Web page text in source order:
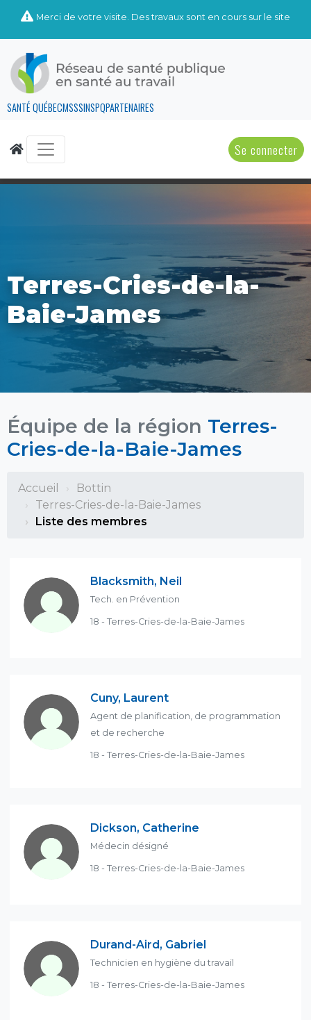
Merci de votre visite. Des travaux sont en cours sur le site
SANTÉ QUÉBECMSSSINSPQPARTENAIRES
Se connecter
Terres-Cries-de-la-
Baie-James
Équipe de la région Terres-
Cries-de-la-Baie-James
Accueil
Bottin
Terres-Cries-de-la-Baie-James
Liste des membres
Blacksmith, Neil
Tech. en Prévention
18 - Terres-Cries-de-la-Baie-James
Cuny, Laurent
Agent de planification, de programmation
et de recherche
18 - Terres-Cries-de-la-Baie-James
Dickson, Catherine
Médecin désigné
18 - Terres-Cries-de-la-Baie-James
Durand-Aird, Gabriel
Technicien en hygiène du travail
18 - Terres-Cries-de-la-Baie-James